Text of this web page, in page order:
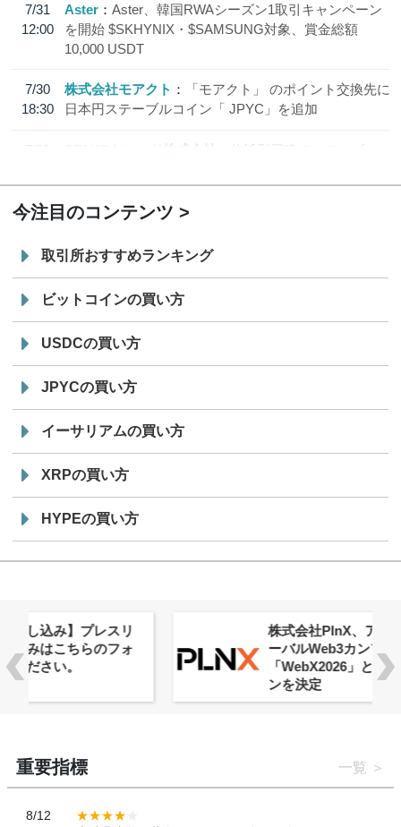
7/31
12:00
Aster
Aster、韓国RWAシーズン1取引キャンペーン
を開始 $SKHYNIX・$SAMSUNG対象、賞金総額
10,000 USDT
7/30
18:30
株式会社モアクト
「モアクト」 のポイント交換先に
日本円ステーブルコイン「 JPYC」を追加
7/29
SBI VCトレード株式会社
信託型円建てステーブル
今注目のコンテンツ
取引所おすすめランキング
ビットコインの買い方
USDCの買い方
JPYCの買い方
イーサリアムの買い方
XRPの買い方
HYPEの買い方
株式会社PlnX、アジア最大級のグロ
ーバルWeb3カンファレンス
「WebX2026」とのコラボレーショ
重要指標 一覧
8/12